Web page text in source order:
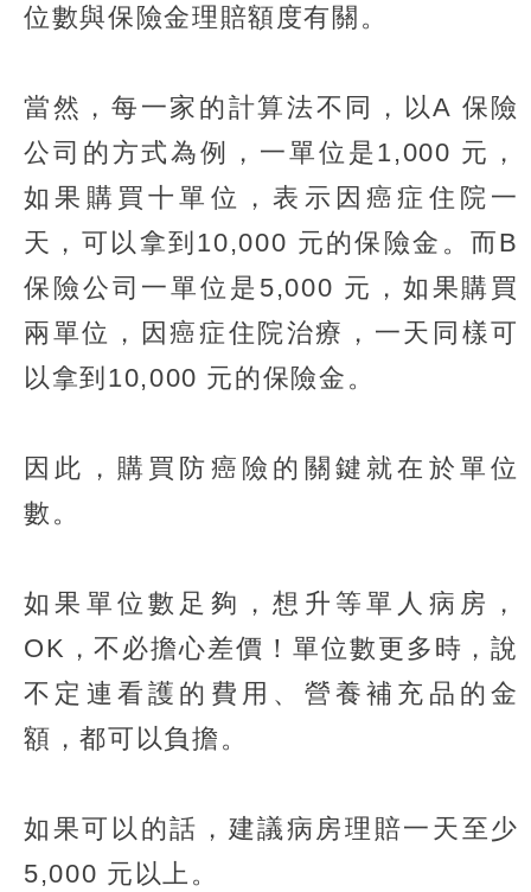
位數與保險金理賠額度有關。
當然，每一家的計算法不同，以A 保險
公司的方式為例，一單位是1,000 元，
如果購買十單位，表示因癌症住院一
天，可以拿到10,000 元的保險金。而B
保險公司一單位是5,000 元，如果購買
兩單位，因癌症住院治療，一天同樣可
以拿到10,000 元的保險金。
因此，購買防癌險的關鍵就在於單位
數。
如果單位數足夠，想升等單人病房，
OK，不必擔心差價！單位數更多時，說
不定連看護的費用、營養補充品的金
額，都可以負擔。
如果可以的話，建議病房理賠一天至少
5,000 元以上。